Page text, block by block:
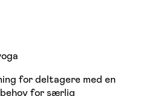
for deltagere med en
for særlig